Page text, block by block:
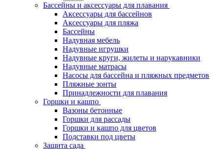
Бассейны и аксессуары для плавания
Аксессуары для бассейнов
Аксессуары для пляжа
Бассейны
Надувная мебель
Надувные игрушки
Надувные круги, жилеты и нарукавники
Надувные матрасы
Насосы для бассейна и пляжных предметов
Пляжные зонты
Принадлежности для плавания
Горшки и кашпо
Вазоны бетонные
Горшки для рассады
Горшки и кашпо для цветов
Подставки под цветы
Защита сада